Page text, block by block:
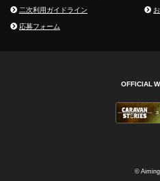
二次利用ガイドライン
応募フォーム
OFFICIAL
©